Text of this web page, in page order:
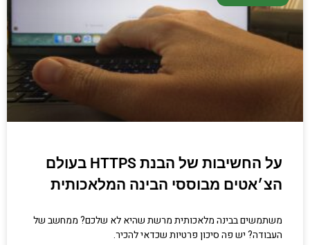
יודעים.
הכנסו עכשיו
על החשיבות של הבנת HTTPS בעולם
הצ׳אטים מבוססי הבינה המלאכותית
משתמשים בבינה מלאכותית מרשת שהיא לא שלכם? ממחשב של
העבודה? יש פה סיכון פרטיות שכדאי להכיר.